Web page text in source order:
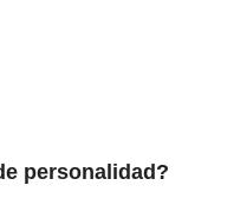
personalidad?